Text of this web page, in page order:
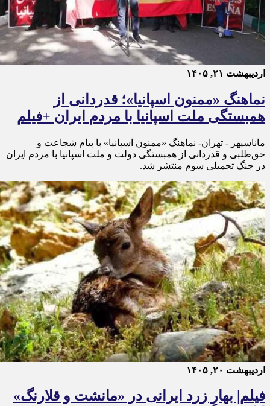
اردیبهشت ۲۱, ۱۴۰۵
نماهنگ «ممنون اسپانیا»؛ قدردانی از
همبستگی ملت اسپانیا با مردم ایران +فیلم
ماناسپهر - تهران- نماهنگ «ممنون اسپانیا» با پیام شجاعت و
حق‌طلبی و قدردانی از همبستگی دولت و ملت اسپانیا با مردم ایران
در جنگ تحمیلی سوم منتشر شد.
اردیبهشت ۲۰, ۱۴۰۵
فیلم| بهارِ زرد ایرانی در «مانشت و قلارنگ»